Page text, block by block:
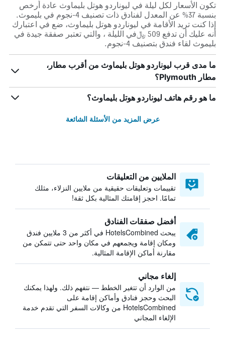
تكون الأسعار لكل ليلة في ليوناردو هوتل بليماوث عادة أرخص
بنسبة 37% عن المعدل لفنادق ذات تصنيف 4-نجوم في بليموث.
إذا كنت تريد الأقامة في ليوناردو هوتل بليماوث، ضع في اعتبارك
أنه عليك أن تدفع 509 ﷼في الليلة ، والتي تعتبر صفقة جيدة في
بليموث لقاء فندق بتصنيف 4-نجوم.
ما مدى قرب ليوناردو هوتل بليماوث من أقرب مطار،
مطار Plymouth؟
ما هو رقم هاتف ليوناردو هوتل بليماوث؟
عرض المزيد من الأسئلة الشائعة
الملايين من التعليقات
تقييمات وتعليقات حقيقية من ملايين النزلاء، مثلك
تمامًا. احجز إقامتك المثالية بكل ثقة!
أفضل صفقات الفنادق
يبحث HotelsCombined في أكثر من 3 ملايين فندق
ومكان إقامة ويجمعهم في مكان واحد حتى تتمكن من
مقارنة أماكن الإقامة المثالية.
إلغاء مجاني
من الوارد أن تتغير الخطط — نتفهم ذلك. ولهذا يمكنك
البحث وحجز فنادق وأماكن إقامة على
HotelsCombined من وكالات السفر التي تقدم خدمة
الإلغاء المجاني